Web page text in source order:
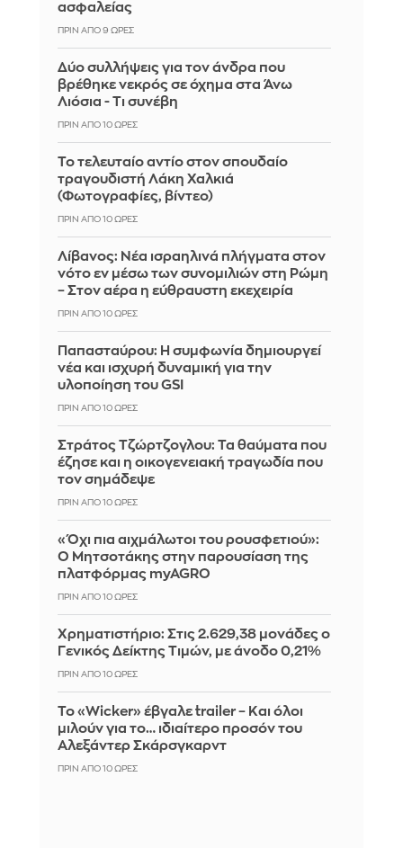
ασφαλείας
ΠΡΙΝ ΑΠΌ 9 ΏΡΕΣ
Δύο συλλήψεις για τον άνδρα που
βρέθηκε νεκρός σε όχημα στα Άνω
Λιόσια - Τι συνέβη
ΠΡΙΝ ΑΠΌ 10 ΏΡΕΣ
Το τελευταίο αντίο στον σπουδαίο
τραγουδιστή Λάκη Χαλκιά
(Φωτογραφίες, βίντεο)
ΠΡΙΝ ΑΠΌ 10 ΏΡΕΣ
Λίβανος: Νέα ισραηλινά πλήγματα στον
νότο εν μέσω των συνομιλιών στη Ρώμη
– Στον αέρα η εύθραυστη εκεχειρία
ΠΡΙΝ ΑΠΌ 10 ΏΡΕΣ
Παπασταύρου: Η συμφωνία δημιουργεί
νέα και ισχυρή δυναμική για την
υλοποίηση του GSI
ΠΡΙΝ ΑΠΌ 10 ΏΡΕΣ
Στράτος Τζώρτζογλου: Τα θαύματα που
έζησε και η οικογενειακή τραγωδία που
τον σημάδεψε
ΠΡΙΝ ΑΠΌ 10 ΏΡΕΣ
«Όχι πια αιχμάλωτοι του ρουσφετιού»:
Ο Μητσοτάκης στην παρουσίαση της
πλατφόρμας myAGRO
ΠΡΙΝ ΑΠΌ 10 ΏΡΕΣ
Χρηματιστήριο: Στις 2.629,38 μονάδες ο
Γενικός Δείκτης Τιμών, με άνοδο 0,21%
ΠΡΙΝ ΑΠΌ 10 ΏΡΕΣ
Το «Wicker» έβγαλε trailer – Και όλοι
μιλούν για το… ιδιαίτερο προσόν του
Αλεξάντερ Σκάρσγκαρντ
ΠΡΙΝ ΑΠΌ 10 ΏΡΕΣ